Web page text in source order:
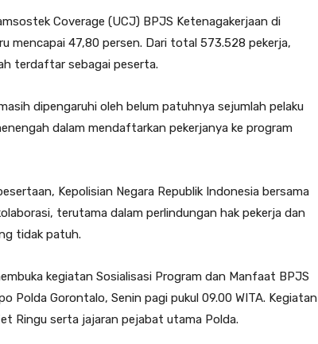
Coverage (UCJ) BPJS Ketenagakerjaan di
mencapai 47,80 persen. Dari total 573.528 pekerja,
terdaftar sebagai peserta.
dipengaruhi oleh belum patuhnya sejumlah pelaku
dalam mendaftarkan pekerjanya ke program
Kepolisian Negara Republik Indonesia bersama
terutama dalam perlindungan hak pekerja dan
tidak patuh.
kegiatan Sosialisasi Program dan Manfaat BPJS
Polda Gorontalo, Senin pagi pukul 09.00 WITA. Kegiatan
Ringu serta jajaran pejabat utama Polda.